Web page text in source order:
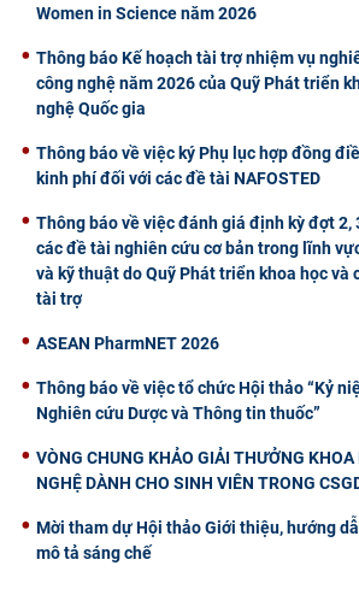
Women in Science năm 2026
Thông báo Kế hoạch tài trợ nhiệm vụ
công nghệ năm 2026 của Quỹ Phát triển
nghệ Quốc gia
Thông báo về việc ký Phụ lục hợp đồng
kinh phí đối với các đề tài NAFOSTED
Thông báo về việc đánh giá định kỳ đợt 2,
các đề tài nghiên cứu cơ bản trong lĩnh
và kỹ thuật do Quỹ Phát triển khoa học và
tài trợ
ASEAN PharmNET 2026
Thông báo về việc tổ chức Hội thảo “Kỷ
Nghiên cứu Dược và Thông tin thuốc”
VÒNG CHUNG KHẢO GIẢI THƯỞNG KHOA
NGHỆ DÀNH CHO SINH VIÊN TRONG
Mời tham dự Hội thảo Giới thiệu, hướng
mô tả sáng chế